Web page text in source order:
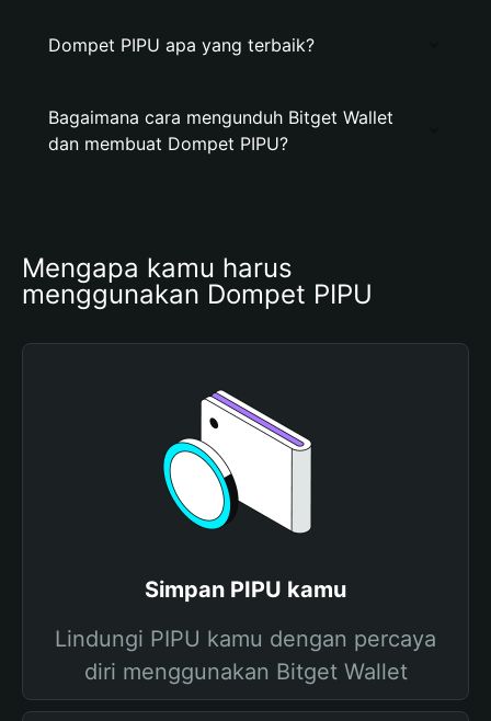
Dompet PIPU apa yang terbaik?
Bagaimana cara mengunduh Bitget Wallet
dan membuat Dompet PIPU?
Mengapa kamu harus
menggunakan Dompet PIPU
Simpan PIPU kamu
Lindungi PIPU kamu dengan percaya
diri menggunakan Bitget Wallet